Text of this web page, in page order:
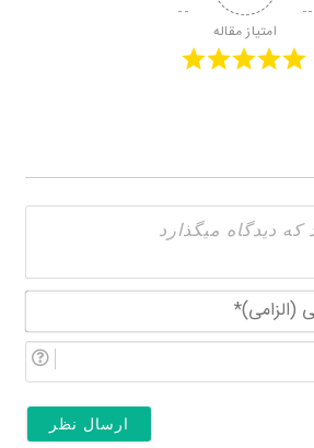
امتیاز مقاله
و